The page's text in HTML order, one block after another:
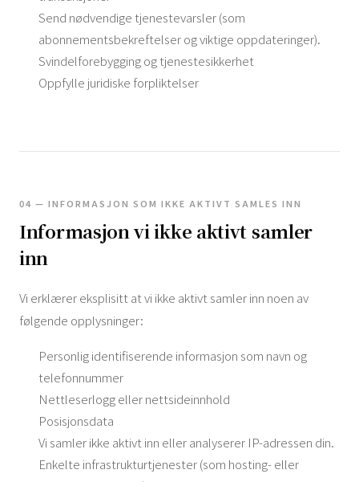
Send nødvendige tjenestevarsler (som
abonnementsbekreftelser og viktige oppdateringer).
Svindelforebygging og tjenestesikkerhet
Oppfylle juridiske forpliktelser
04 — INFORMASJON SOM IKKE AKTIVT SAMLES INN
Informasjon vi ikke aktivt samler
inn
Vi erklærer eksplisitt at vi ikke aktivt samler inn noen av
følgende opplysninger:
Personlig identifiserende informasjon som navn og
telefonnummer
Nettleserlogg eller nettsideinnhold
Posisjonsdata
Vi samler ikke aktivt inn eller analyserer IP-adressen din.
Enkelte infrastrukturtjenester (som hosting- eller